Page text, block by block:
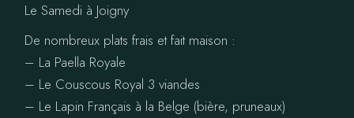
Le Samedi à Joigny
De nombreux plats frais et fait maison :
– La Paella Royale
– Le Couscous Royal 3 viandes
– Le Lapin Français à la Belge (bière, pruneaux)